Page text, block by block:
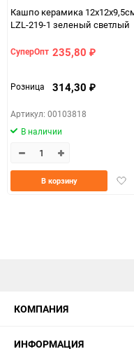
Кашпо керамика
LZL-219-1 зеленый светлый
СуперОпт 235,80 ₽
Розница 314,30 ₽
Артикул: 00103818
В наличии
В корзину
КОМПАНИЯ
ИНФОРМАЦИЯ